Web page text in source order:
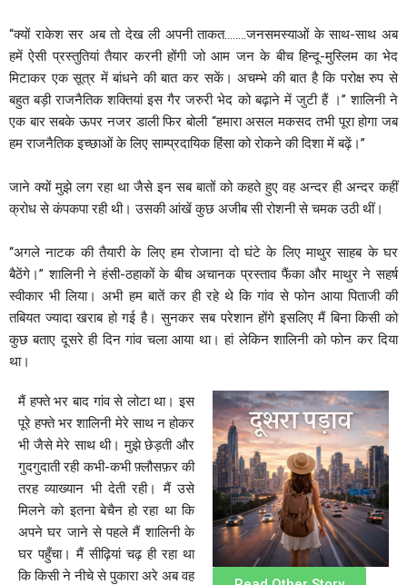
‘‘क्यों राकेश सर अब तो देख ली अपनी ताकत……..जनसमस्याओं के साथ-साथ अब
हमें ऐसी प्रस्तुतियां तैयार करनी होंगी जो आम जन के बीच हिन्दू-मुस्लिम का भेद
मिटाकर एक सूत्र में बांधने की बात कर सकें। अचम्भे की बात है कि परोक्ष रुप से
बहुत बड़ी राजनैतिक शक्तियां इस गैर जरुरी भेद को बढ़ाने में जुटी हैं ।’’ शालिनी ने
एक बार सबके ऊपर नजर डाली फिर बोली ‘‘हमारा असल मकसद तभी पूरा होगा जब
हम राजनैतिक इच्छाओं के लिए साम्प्रदायिक हिंसा को रोकने की दिशा में बढ़ें।’’
जाने क्यों मुझे लग रहा था जैसे इन सब बातों को कहते हुए वह अन्दर ही अन्दर कहीं
क्रोध से कंपकपा रही थी। उसकी आंखें कुछ अजीब सी रोशनी से चमक उठी थीं।
‘‘अगले नाटक की तैयारी के लिए हम रोजाना दो घंटे के लिए माथुर साहब के घर
बैठेंगे।’’ शालिनी ने हंसी-ठहाकों के बीच अचानक प्रस्ताव फैंका और माथुर ने सहर्ष
स्वीकार भी लिया। अभी हम बातें कर ही रहे थे कि गांव से फोन आया पिताजी की
तबियत ज्यादा खराब हो गई है। सुनकर सब परेशान होंगे इसलिए मैं बिना किसी को
कुछ बताए दूसरे ही दिन गांव चला आया था। हां लेकिन शालिनी को फोन कर दिया
था।
मैं हफ्ते भर बाद गांव से लोटा था। इस
पूरे हफ्ते भर शालिनी मेरे साथ न होकर
भी जैसे मेरे साथ थी। मुझे छेड़ती और
गुदगुदाती रही कभी-कभी फ़्लौसफ़र की
तरह व्याख्यान भी देती रही। मैं उसे
मिलने को इतना बेचैन हो रहा था कि
अपने घर जाने से पहले मैं शालिनी के
घर पहुँचा। मैं सीढ़ियां चढ़ ही रहा था
कि किसी ने नीचे से पुकारा अरे अब वह